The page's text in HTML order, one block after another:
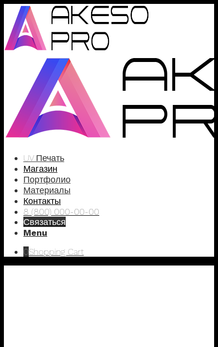
UV Печать
Магазин
Портфолио
Материалы
Контакты
8 (800) 000-00-00
Связаться
Menu
0Shopping Cart